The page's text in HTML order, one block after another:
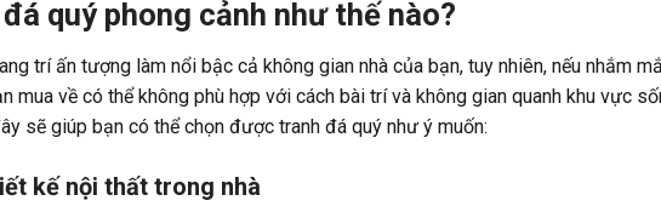
quý phong cảnh như thế nào?
trí ấn tượng làm nổi bậc cả không gian nhà của bạn, tuy nhiên, nếu nhắm
mua về có thể không phù hợp với cách bài trí và không gian quanh khu vực
sẽ giúp bạn có thể chọn được tranh đá quý như ý muốn:
kế nội thất trong nhà